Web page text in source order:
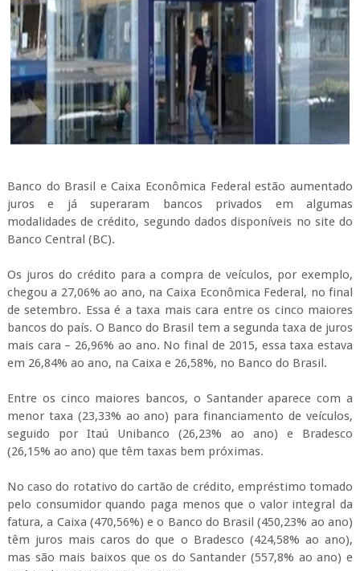
Banco do Brasil e Caixa Econômica Federal estão aumentado
juros e já superaram bancos privados em algumas
modalidades de crédito, segundo dados disponíveis no site do
Banco Central (BC).
Os juros do crédito para a compra de veículos, por exemplo,
chegou a 27,06% ao ano, na Caixa Econômica Federal, no final
de setembro. Essa é a taxa mais cara entre os cinco maiores
bancos do país. O Banco do Brasil tem a segunda taxa de juros
mais cara – 26,96% ao ano. No final de 2015, essa taxa estava
em 26,84% ao ano, na Caixa e 26,58%, no Banco do Brasil.
Entre os cinco maiores bancos, o Santander aparece com a
menor taxa (23,33% ao ano) para financiamento de veículos,
seguido por Itaú Unibanco (26,23% ao ano) e Bradesco
(26,15% ao ano) que têm taxas bem próximas.
No caso do rotativo do cartão de crédito, empréstimo tomado
pelo consumidor quando paga menos que o valor integral da
fatura, a Caixa (470,56%) e o Banco do Brasil (450,23% ao ano)
têm juros mais caros do que o Bradesco (424,58% ao ano),
mas são mais baixos que os do Santander (557,8% ao ano) e